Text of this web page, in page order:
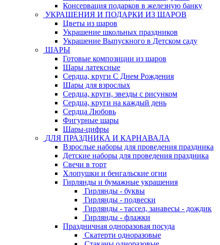
Консервация подарков в железную банку
УКРАШЕНИЯ И ПОДАРКИ ИЗ ШАРОВ
Цветы из шаров
Украшение школьных праздников
Украшение Выпускного в Детском саду
ШАРЫ
Готовые композиции из шаров
Шары латексные
Сердца, круги С Днем Рождения
Шары для взрослых
Сердца, круги, звезды с рисунком
Сердца, круги на каждый день
Сердца Любовь
Фигурные шары
Шары-цифры
ДЛЯ ПРАЗДНИКА И КАРНАВАЛА
Взрослые наборы для проведения праздника
Детские наборы для проведения праздника
Свечи в торт
Хлопушки и бенгальские огни
Гирлянды и бумажные украшения
Гирлянды - буквы
Гирлянды - подвески
Гирлянды - тассел, занавесы - дождик
Гирлянды - флажки
Праздничная одноразовая посуда
Скатерти одноразовые